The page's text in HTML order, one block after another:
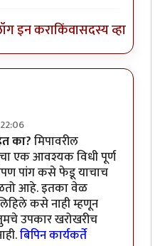
इन कराकिंवासदस्य व्हा
नितिन थत्ते
का?मिपावरील
एक आवश्यक विधी पूर्ण
पांग कसे फेडू याचाच
आहे. इतका वेळ
कसे नाही म्हणून
उपकार खरोखरीच
बिपिन कार्यकर्ते